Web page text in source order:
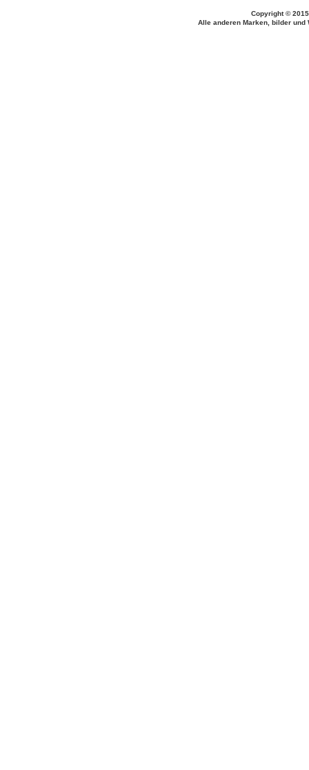
Copyright ©
Alle anderen Marken, bilder und